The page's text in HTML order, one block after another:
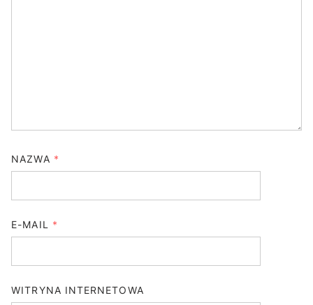
NAZWA *
E-MAIL *
WITRYNA INTERNETOWA